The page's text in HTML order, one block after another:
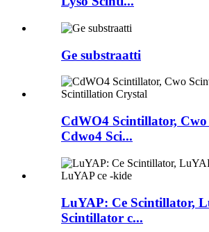
Ge substraatti
CdWO4 Scintillator,
Cdwo4 Sci...
LuYAP: Ce Scintillator,
Scintillator c...